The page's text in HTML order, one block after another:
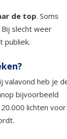
de top. Soms
slecht weer
publiek.
valavond heb je
bijvoorbeeld
lichten voor